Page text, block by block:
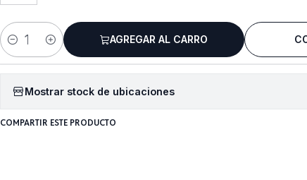
Cantidad
AGREGAR AL CARRO
Mostrar stock de ubicaciones
COMPARTIR ESTE PRODUCTO